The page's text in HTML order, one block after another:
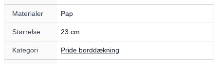
Materialer Pap
Størrelse 23 cm
Kategori Pride borddækning